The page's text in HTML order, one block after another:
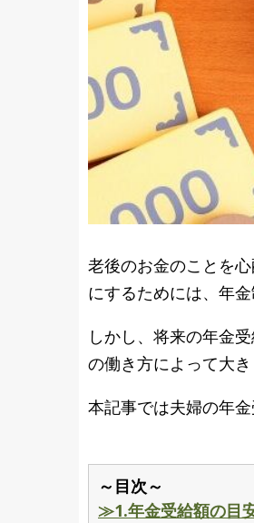
老後のお金のことを
にするためには、年
しかし、将来の年金
の働き方によって大
本記事では夫婦の年
～目次～
≫1.年金受給額の目